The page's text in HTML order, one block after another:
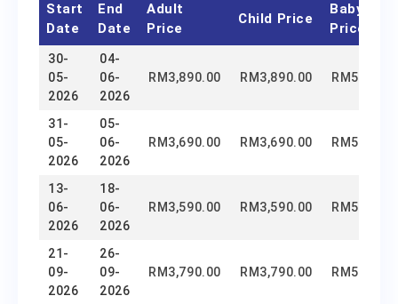
Start
Date
End
Date
Adult
Price
Child Price
Baby
Price
30-
05-
2026
04-
06-
2026
RM3,890.00 RM3,890.00 RM500.00
31-
05-
2026
05-
06-
2026
RM3,690.00 RM3,690.00 RM500.00
13-
06-
2026
18-
06-
2026
RM3,590.00 RM3,590.00 RM500.00
21-
09-
2026
26-
09-
2026
RM3,790.00 RM3,790.00 RM500.00